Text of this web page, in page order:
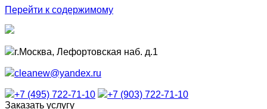
Перейти к содержимому
г.Москва, Лефортовская наб. д.1
cleanew@yandex.ru
+7 (495) 722-71-10
+7 (903) 722-71-10
Заказать услугу